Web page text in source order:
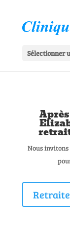
Sélectionner
Nous